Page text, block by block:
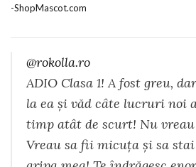
@rokolla.ro
ADIO Clasa 1! A fost greu,
la ea și văd câte lucruri
timp atât de scurt! Nu
Vreau sa fii micuța și sa